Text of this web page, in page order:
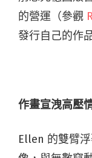
的營運（參觀
發行自己的作
作畫宣洩高壓
Ellen 的雙臂